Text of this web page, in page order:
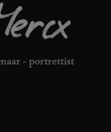
- portrettist